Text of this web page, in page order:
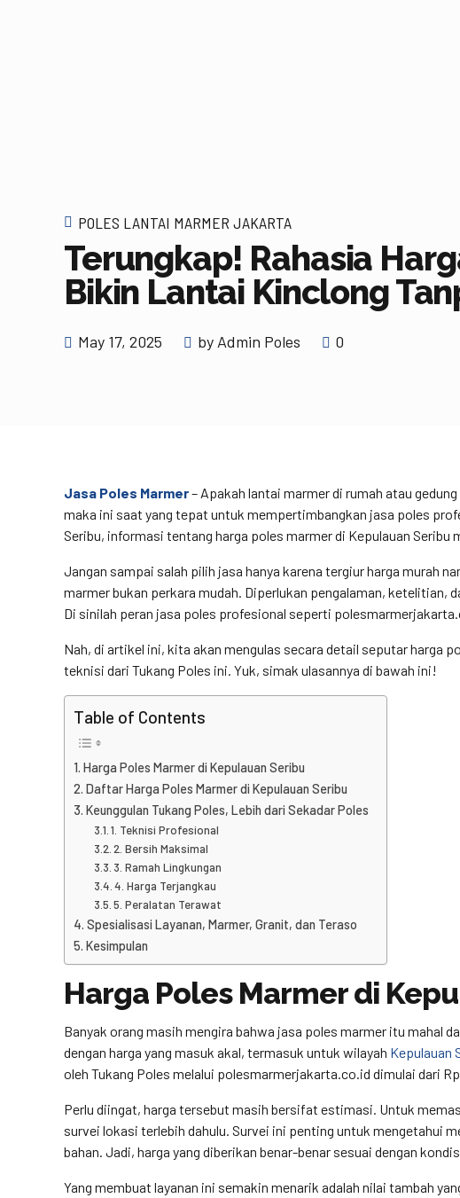
POLES LANTAI MARMER JAKARTA
Terungkap! Rahasia
Bikin Lantai Kinclong
May 17, 2025 by Admin Poles 0
Jasa Poles Marmer– Apakah lantai marmer di rumah atau
maka ini saat yang tepat untuk mempertimbangkan jasa poles
Seribu, informasi tentang harga poles marmer di Kepulauan
Jangan sampai salah pilih jasa hanya karena tergiur harga murah
marmer bukan perkara mudah. Diperlukan pengalaman, ketelitian,
Di sinilah peran jasa poles profesional seperti
Nah, di artikel ini, kita akan mengulas secara detail seputar harga
teknisi dari Tukang Poles ini. Yuk, simak ulasannya di bawah ini!
Table of Contents
Harga Poles Marmer di Kepulauan Seribu
Daftar Harga Poles Marmer di Kepulauan Seribu
Keunggulan Tukang Poles, Lebih dari Sekadar Poles
1. Teknisi Profesional
2. Bersih Maksimal
3. Ramah Lingkungan
4. Harga Terjangkau
5. Peralatan Terawat
Spesialisasi Layanan, Marmer, Granit, dan Teraso
Kesimpulan
Harga Poles Marmer di
Banyak orang masih mengira bahwa jasa poles marmer itu mahal
dengan harga yang masuk akal, termasuk untuk wilayah Kepulauan
oleh Tukang Poles melalui polesmarmerjakarta.co.id dimulai dari
Perlu diingat, harga tersebut masih bersifat estimasi. Untuk
survei lokasi terlebih dahulu. Survei ini penting untuk mengetahui
bahan. Jadi, harga yang diberikan benar-benar sesuai dengan
Yang membuat layanan ini semakin menarik adalah nilai tambah